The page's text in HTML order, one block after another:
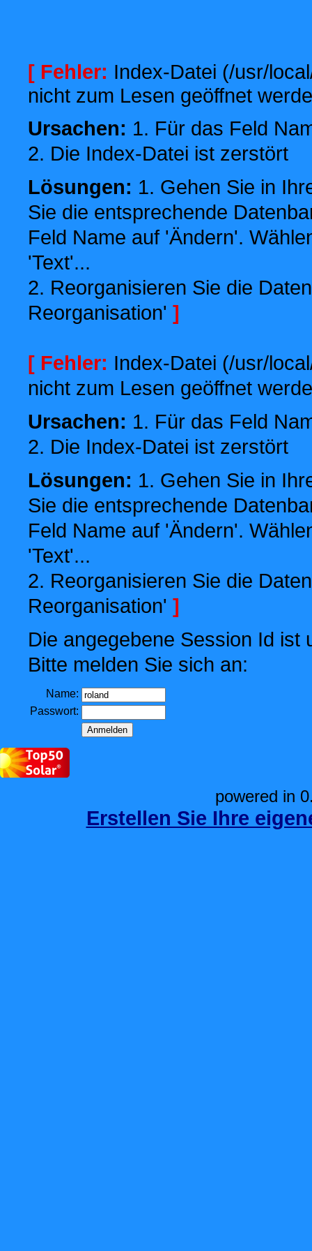
[ Fehler: Index-Datei (/usr/
nicht zum Lesen geöffnet
Ursachen: 1. Für das Feld
2. Die Index-Datei ist zerstört
Lösungen: 1. Gehen Sie in
Sie die entsprechende
Feld Name auf 'Ändern'.
'Text'...
2. Reorganisieren Sie die
Reorganisation' ]
[ Fehler: Index-Datei (/usr/
nicht zum Lesen geöffnet
Ursachen: 1. Für das Feld
2. Die Index-Datei ist zerstört
Lösungen: 1. Gehen Sie in
Sie die entsprechende
Feld Name auf 'Ändern'.
'Text'...
2. Reorganisieren Sie die
Reorganisation' ]
Die angegebene Session Id ist
Bitte melden Sie sich an:
Name:
Passwort:
powered in
Erstellen Sie Ihre